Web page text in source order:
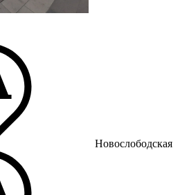
Новослободская